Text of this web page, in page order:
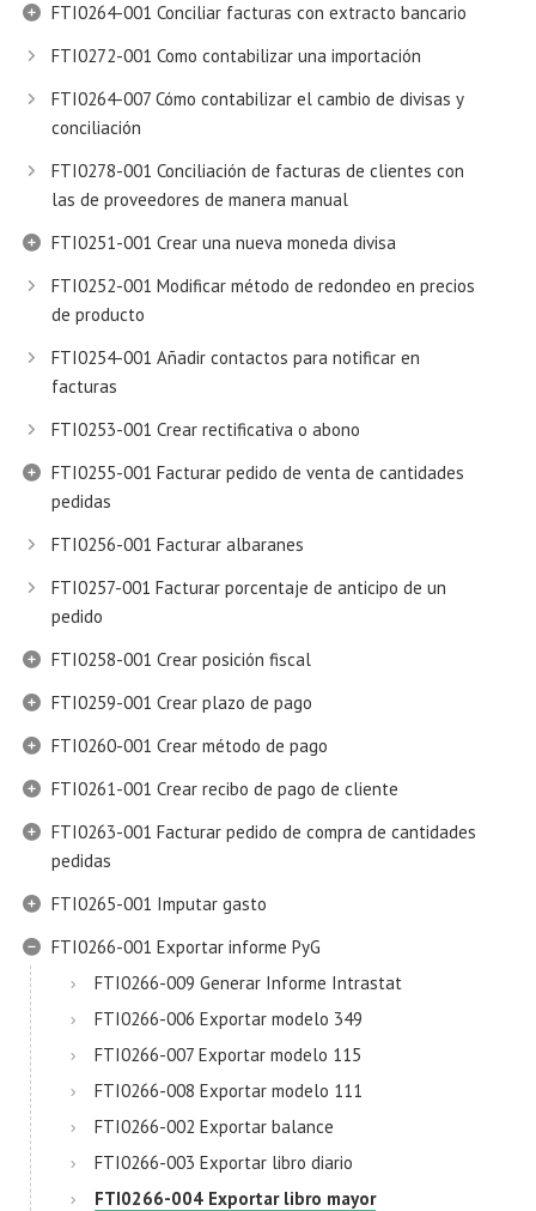
FTI0264-001 Conciliar facturas con extracto bancario
FTI0272-001 Como contabilizar una importación
FTI0264-007 Cómo contabilizar el cambio de divisas y
conciliación
FTI0278-001 Conciliación de facturas de clientes con
las de proveedores de manera manual
FTI0251-001 Crear una nueva moneda divisa
FTI0252-001 Modificar método de redondeo en precios
de producto
FTI0254-001 Añadir contactos para notificar en
facturas
FTI0253-001 Crear rectificativa o abono
FTI0255-001 Facturar pedido de venta de cantidades
pedidas
FTI0256-001 Facturar albaranes
FTI0257-001 Facturar porcentaje de anticipo de un
pedido
FTI0258-001 Crear posición fiscal
FTI0259-001 Crear plazo de pago
FTI0260-001 Crear método de pago
FTI0261-001 Crear recibo de pago de cliente
FTI0263-001 Facturar pedido de compra de cantidades
pedidas
FTI0265-001 Imputar gasto
FTI0266-001 Exportar informe PyG
FTI0266-009 Generar Informe Intrastat
FTI0266-006 Exportar modelo 349
FTI0266-007 Exportar modelo 115
FTI0266-008 Exportar modelo 111
FTI0266-002 Exportar balance
FTI0266-003 Exportar libro diario
FTI0266-004 Exportar libro mayor